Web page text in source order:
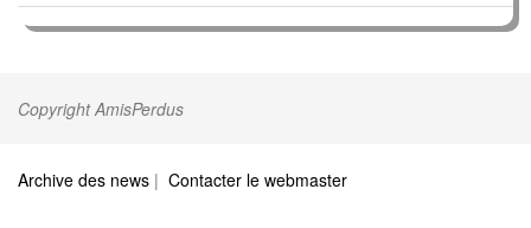
Copyright AmisPerdus
Archive des news | Contacter le webmaster